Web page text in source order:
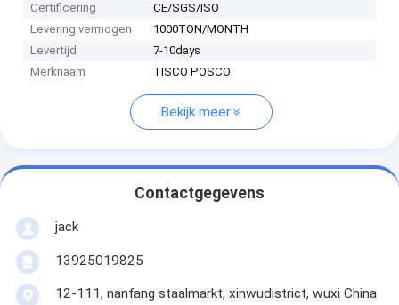
Certificering
CE/SGS/ISO
Levering vermogen
1000TON/MONTH
Levertijd
7-10days
Merknaam
TISCO POSCO
Bekijk meer
Contactgegevens
jack
13925019825
12-111, nanfang staalmarkt, xinwudistrict, wuxi China